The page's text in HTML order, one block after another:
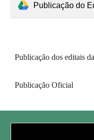
Publicação do
Publicação dos editais
Publicação Oficial